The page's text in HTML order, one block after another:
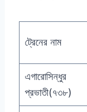
ট্রেনের নাম
এগারোসিন্ধুর
প্রভাতী(৭৩৮)